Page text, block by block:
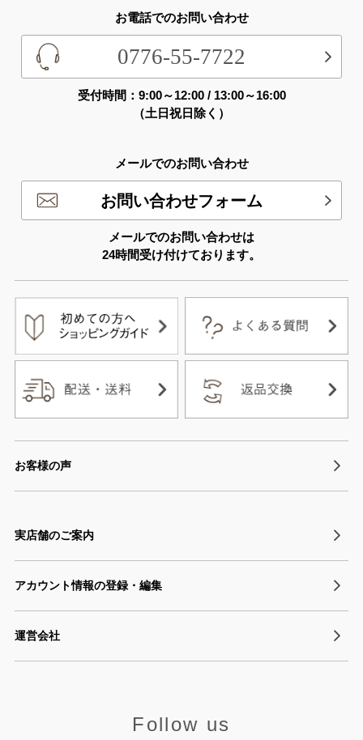
お電話でのお問い合わせ
0776-55-7722
受付時間：9:00～12:00 / 13:00～16:00
（土日祝日除く）
メールでのお問い合わせ
お問い合わせフォーム
メールでのお問い合わせは
24時間受け付けております。
お客様の声
実店舗のご案内
アカウント情報の登録・編集
運営会社
Follow us